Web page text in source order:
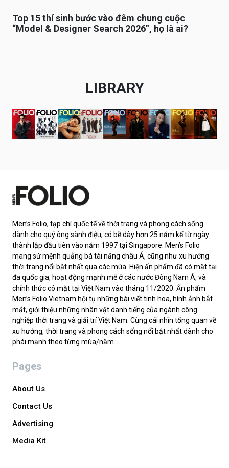
Top 15 thí sinh bước vào đêm chung cuộc
“Model & Designer Search 2026”, họ là ai?
LIBRARY
Men’s Folio, tạp chí quốc tế về thời trang và phong cách sống
dành cho quý ông sành điệu, có bề dày hơn 25 năm kể từ ngày
thành lập đầu tiên vào năm 1997 tại Singapore. Men’s Folio
mang sứ mệnh quảng bá tài năng châu Á, cũng như xu hướng
thời trang nổi bật nhất qua các mùa. Hiện ấn phẩm đã có mặt tại
đa quốc gia, hoạt động mạnh mẽ ở các nước Đông Nam Á, và
chính thức có mặt tại Việt Nam vào tháng 11/2020. Ấn phẩm
Men’s Folio Vietnam hội tụ những bài viết tinh hoa, hình ảnh bắt
mắt, giới thiệu những nhân vật danh tiếng của ngành công
nghiệp thời trang và giải trí Việt Nam. Cùng cái nhìn tổng quan về
xu hướng, thời trang và phong cách sống nổi bật nhất dành cho
phái mạnh theo từng mùa/năm.
Pages
About Us
Contact Us
Advertising
Media Kit